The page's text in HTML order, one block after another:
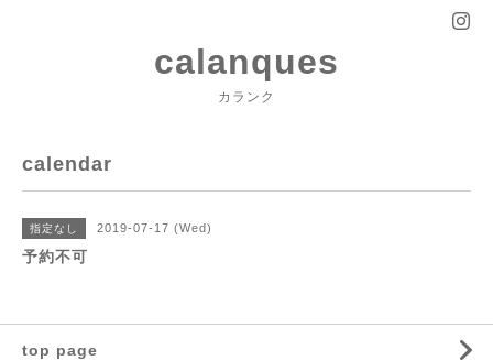
calanques
カランク
calendar
指定なし 2019-07-17 (Wed)
予約不可
top page